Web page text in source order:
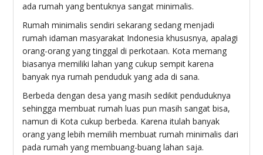
ada rumah yang bentuknya sangat minimalis.
Rumah minimalis sendiri sekarang sedang menjadi
rumah idaman masyarakat Indonesia khususnya, apalagi
orang-orang yang tinggal di perkotaan. Kota memang
biasanya memiliki lahan yang cukup sempit karena
banyak nya rumah penduduk yang ada di sana.
Berbeda dengan desa yang masih sedikit penduduknya
sehingga membuat rumah luas pun masih sangat bisa,
namun di Kota cukup berbeda. Karena itulah banyak
orang yang lebih memilih membuat rumah minimalis dari
pada rumah yang membuang-buang lahan saja.